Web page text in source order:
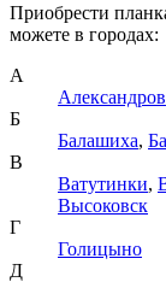
Приобрести
можете в городах:
А
Александров
Б
Балашиха,
В
Ватутинки,
Высоковск
Г
Голицыно
Д